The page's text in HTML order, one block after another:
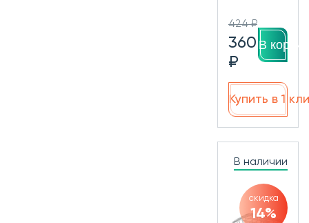
424 ₽
360
₽
В
Купить в 1
В наличии
скидка
14%